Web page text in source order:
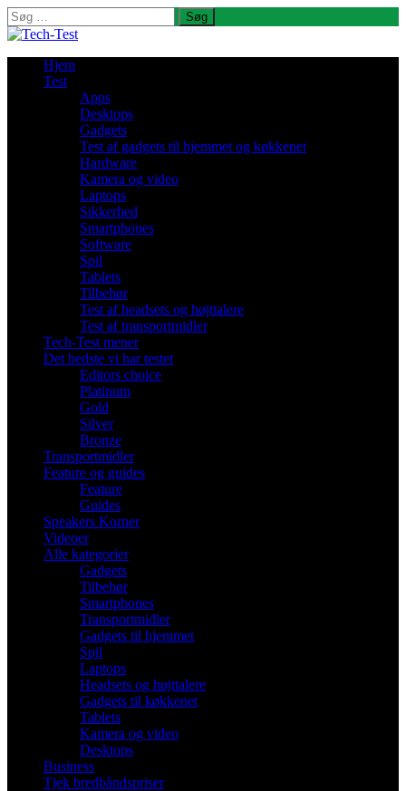
Søg
efter:
Hjem
Test
Apps
Desktops
Gadgets
Test af gadgets til hjemmet og køkkenet
Hardware
Kamera og video
Laptops
Sikkerhed
Smartphones
Software
Spil
Tablets
Tilbehør
Test af headsets og højttalere
Test af transportmidler
Tech-Test mener
Det bedste vi har testet
Editors choice
Platinum
Gold
Silver
Bronze
Transportmidler
Feature og guides
Feature
Guides
Speakers Korner
Videoer
Alle kategorier
Gadgets
Tilbehør
Smartphones
Transportmidler
Gadgets til hjemmet
Spil
Laptops
Headsets og højttalere
Gadgets til køkkenet
Tablets
Kamera og video
Desktops
Business
Tjek bredbåndspriser